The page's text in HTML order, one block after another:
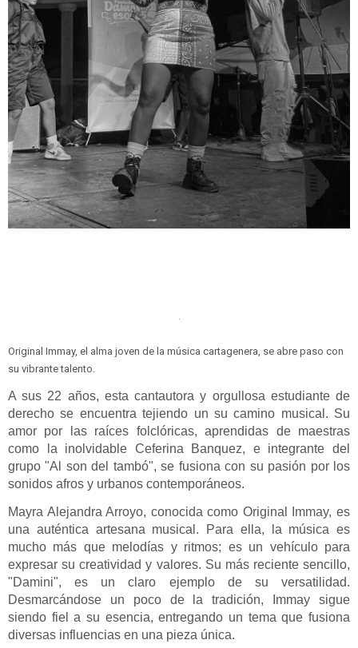
Original Immay, el alma joven de la música cartagenera, se abre paso con
su vibrante talento.
A sus 22 años, esta cantautora y orgullosa estudiante de
derecho se encuentra tejiendo un su camino musical. Su
amor por las raíces folclóricas, aprendidas de maestras
como la inolvidable Ceferina Banquez, e integrante del
grupo "Al son del tambó", se fusiona con su pasión por los
sonidos afros y urbanos contemporáneos.
Mayra Alejandra Arroyo, conocida como Original Immay, es
una auténtica artesana musical. Para ella, la música es
mucho más que melodías y ritmos; es un vehículo para
expresar su creatividad y valores. Su más reciente sencillo,
"Damini", es un claro ejemplo de su versatilidad.
Desmarcándose un poco de la tradición, Immay sigue
siendo fiel a su esencia, entregando un tema que fusiona
diversas influencias en una pieza única.